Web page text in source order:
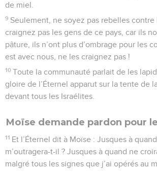
de miel.
9 Seulement, ne soyez pas rebelles contre
craignez pas les gens de ce pays, car ils
pâture, ils n’ont plus d’ombrage pour les
est avec nous, ne les craignez pas !
10 Toute la communauté parlait de les
gloire de l’Éternel apparut sur la tente de
devant tous les Israélites.
Moïse demande pardon pour
11 Et l’Éternel dit à Moïse : Jusques à
m’outragera-t-il ? Jusques à quand ne
malgré tous les signes que j’ai opérés au